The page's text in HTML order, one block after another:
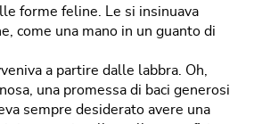
forme feline. Le si insinuava
come una mano in un guanto di
a partire dalle labbra. Oh,
una promessa di baci generosi
sempre desiderato avere una